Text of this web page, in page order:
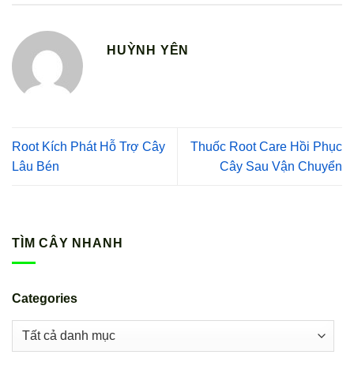
HUỲNH YÊN
Root Kích Phát Hỗ Trợ Cây
Lâu Bén
Thuốc Root Care Hồi Phục
Cây Sau Vận Chuyển
TÌM CÂY NHANH
Categories